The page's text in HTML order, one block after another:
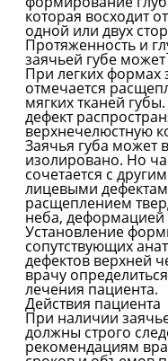
которая восходит
одной или двух
Протяженность и
заячьей губе
При легких формах
отмечается
мягких тканей
дефект
верхнечелюстную
Заячья губа может
изолировано. Но
сочетается с
лицевыми
расщеплением
неба,
Установление
сопутствующих
дефектов верхней
врачу
лечения пациента.
Действия пациента
При наличии
должны строго
рекомендациям